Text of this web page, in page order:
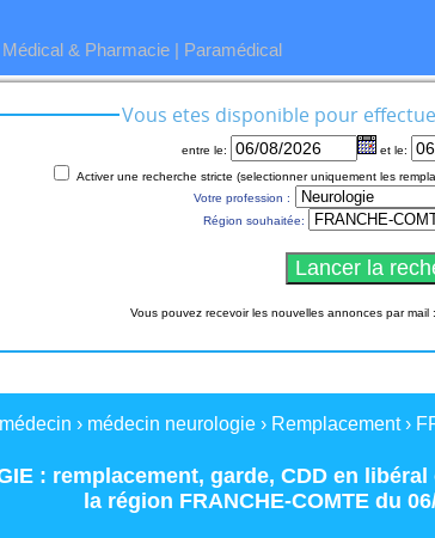
Médical & Pharmacie | Paramédical
Vous etes disponible pour
entre le:
et le:
Activer une recherche stricte (selectionner uniquement les
Votre profession :
Région souhaitée:
Vous pouvez recevoir les nouvelles annonces par mail :
› médecin neurologie › Remplacement ›
: remplacement, garde, CDD en libéral
la région FRANCHE-COMTEdu